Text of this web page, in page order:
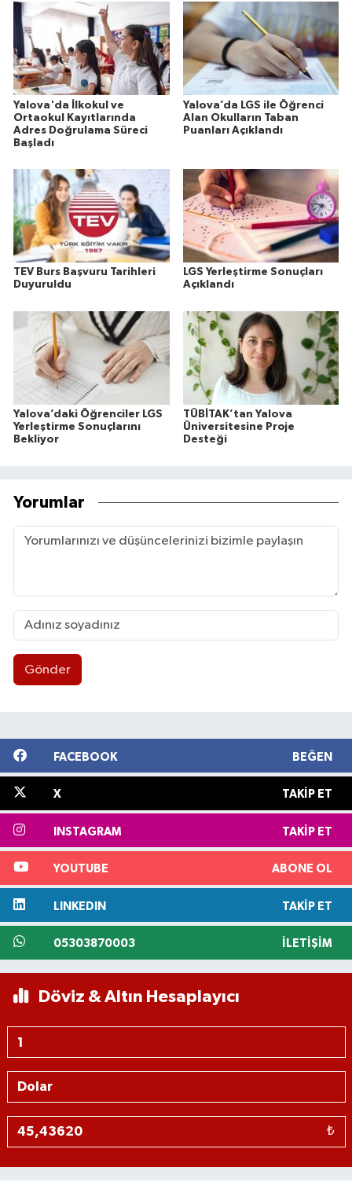
Yalova'da İlkokul ve
Ortaokul Kayıtlarında
Adres Doğrulama Süreci
Başladı
Yalova’da LGS ile Öğrenci
Alan Okulların Taban
Puanları Açıklandı
TEV Burs Başvuru Tarihleri
Duyuruldu
LGS Yerleştirme Sonuçları
Açıklandı
Yalova’daki Öğrenciler LGS
Yerleştirme Sonuçlarını
Bekliyor
TÜBİTAK’tan Yalova
Üniversitesine Proje
Desteği
Yorumlar
Gönder
FACEBOOK BEĞEN
X TAKIP ET
INSTAGRAM TAKIP ET
YOUTUBE ABONE OL
LINKEDIN TAKIP ET
05303870003 İLETIŞIM
Döviz & Altın Hesaplayıcı
₺